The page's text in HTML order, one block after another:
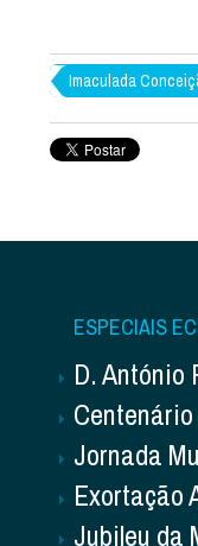
Imaculada
ESPECIAIS
D. António
Jornada
Exortação
Jubileu da